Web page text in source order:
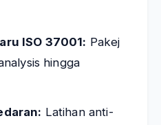
ISO 37001: Pakej
hingga
Latihan anti-